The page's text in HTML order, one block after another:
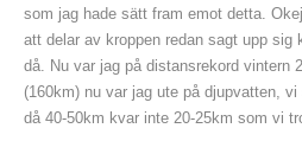
som jag hade sätt fram emot detta.
att delar av kroppen redan sagt upp sig
då. Nu var jag på distansrekord vintern
(160km) nu var jag ute på djupvatten,
då 40-50km kvar inte 20-25km som vi